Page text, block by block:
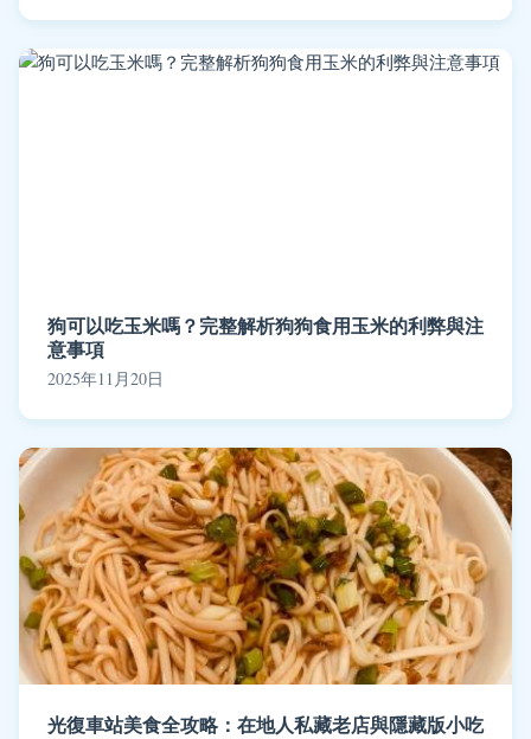
狗可以吃玉米嗎？完整解析狗狗食用玉米的利弊與注
意事項
2025年11月20日
光復車站美食全攻略：在地人私藏老店與隱藏版小吃